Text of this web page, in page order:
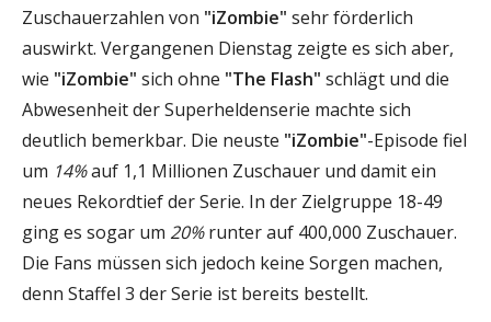
Zuschauerzahlen von "iZombie" sehr förderlich
auswirkt. Vergangenen Dienstag zeigte es sich aber,
wie "iZombie" sich ohne "The Flash" schlägt und die
Abwesenheit der Superheldenserie machte sich
deutlich bemerkbar. Die neuste "iZombie"-Episode fiel
um 14%auf 1,1 Millionen Zuschauer und damit ein
neues Rekordtief der Serie. In der Zielgruppe 18-49
ging es sogar um 20%runter auf 400,000 Zuschauer.
Die Fans müssen sich jedoch keine Sorgen machen,
denn Staffel 3 der Serie ist bereits bestellt.